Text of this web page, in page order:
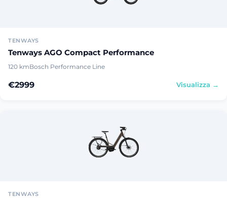
TENWAYS
Tenways AGO Compact Performance
120 kmBosch Performance Line
€2999 Visualizza →
TENWAYS